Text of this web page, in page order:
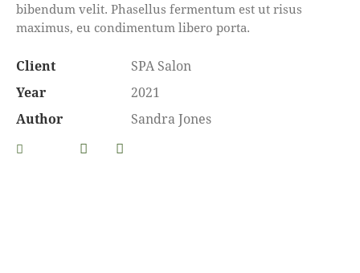
bibendum velit. Phasellus fermentum est ut risus
maximus, eu condimentum libero porta.
Client
SPA Salon
Year
2021
Author
Sandra Jones